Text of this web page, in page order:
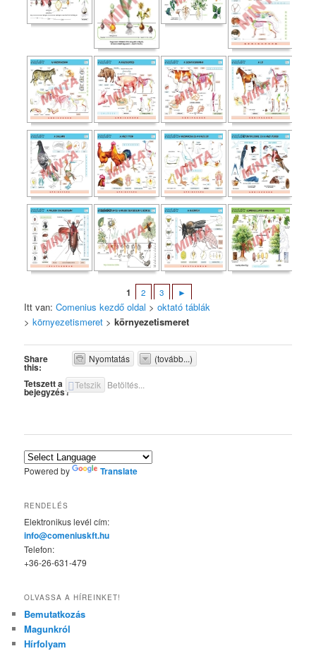
1 2 3 ►
Itt van:Comenius kezdő oldal >oktató táblák
>környezetismeret >környezetismeret
Share
this:
Nyomtatás (tovább...)
Tetszett a
bejegyzés?
Tetszik Betöltés...
Powered by Translate
RENDELÉS
Elektronikus levél cím:
info@comeniuskft.hu
Telefon:
+36-26-631-479
OLVASSA A HÍREINKET!
Bemutatkozás
Magunkról
Hírfolyam